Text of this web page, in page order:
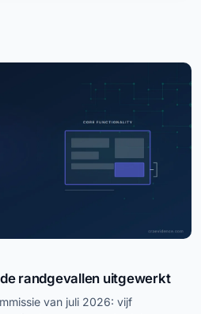
randgevallen uitgewerkt
van juli 2026: vijf